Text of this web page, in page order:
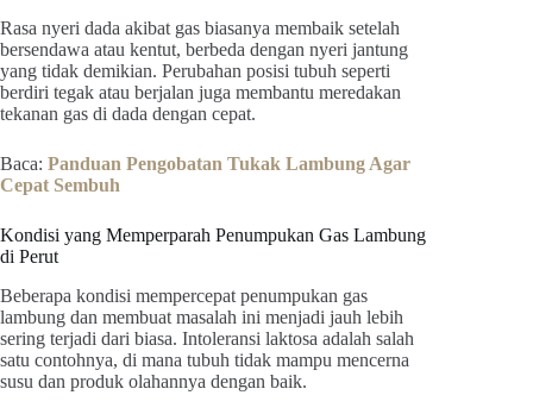
Rasa nyeri dada akibat gas biasanya membaik setelah
bersendawa atau kentut, berbeda dengan nyeri jantung
yang tidak demikian. Perubahan posisi tubuh seperti
berdiri tegak atau berjalan juga membantu meredakan
tekanan gas di dada dengan cepat.
Baca: Panduan Pengobatan Tukak Lambung Agar
Cepat Sembuh
Kondisi yang Memperparah Penumpukan Gas Lambung
di Perut
Beberapa kondisi mempercepat penumpukan gas
lambung dan membuat masalah ini menjadi jauh lebih
sering terjadi dari biasa. Intoleransi laktosa adalah salah
satu contohnya, di mana tubuh tidak mampu mencerna
susu dan produk olahannya dengan baik.